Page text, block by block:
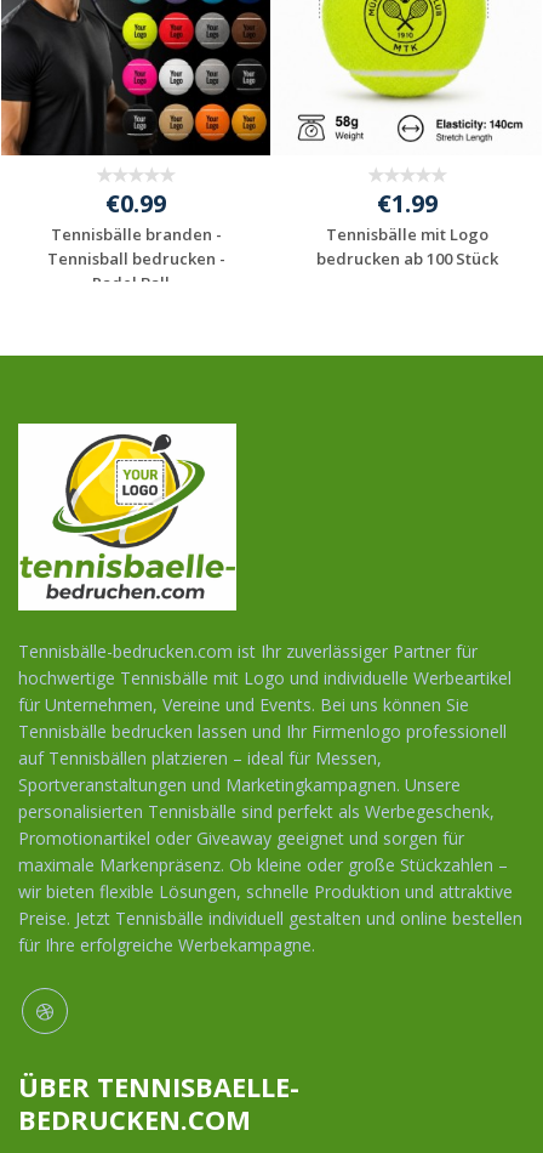
€0.99
Tennisbälle branden -
Tennisball bedrucken -
Padel Ball...
€1.99
Tennisbälle mit Logo
bedrucken ab 100 Stück
Tennisbälle-bedrucken.com ist Ihr zuverlässiger Partner für
hochwertige Tennisbälle mit Logo und individuelle Werbeartikel
für Unternehmen, Vereine und Events. Bei uns können Sie
Tennisbälle bedrucken lassen und Ihr Firmenlogo professionell
auf Tennisbällen platzieren – ideal für Messen,
Sportveranstaltungen und Marketingkampagnen. Unsere
personalisierten Tennisbälle sind perfekt als Werbegeschenk,
Promotionartikel oder Giveaway geeignet und sorgen für
maximale Markenpräsenz. Ob kleine oder große Stückzahlen –
wir bieten flexible Lösungen, schnelle Produktion und attraktive
Preise. Jetzt Tennisbälle individuell gestalten und online bestellen
für Ihre erfolgreiche Werbekampagne.
ÜBER TENNISBAELLE-
BEDRUCKEN.COM